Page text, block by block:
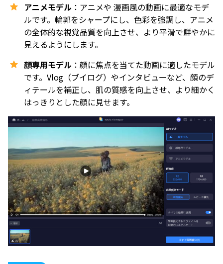
アニメモデル ：アニメや 漫画風の動画に最適なモデ
ルです。輪郭をシャープにし、色彩を強調し、アニメ
の全体的な視覚品質を向上させ、より平滑で鮮やかに
見えるようにします。
顔専用モデル ：顔に焦点を当てた動画に適したモデル
です。Vlog（ブイログ）やインタビューなど、顔のデ
ィテールを補正し、肌の質感を向上させ、より細かく
はっきりとした顔に見せます。